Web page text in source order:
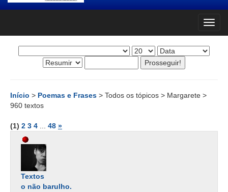
Início > Poemas e Frases > Todos os tópicos > Margarete >
960 textos
(1) 2 3 4 48 »
Textos
o não barulho.